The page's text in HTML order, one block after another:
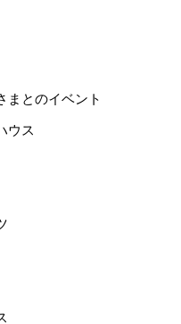
まとのイベント
ウス